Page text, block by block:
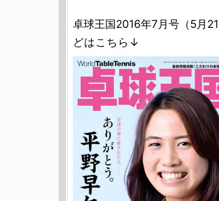
卓球王国2016年7月号（5月
どはこちら↓